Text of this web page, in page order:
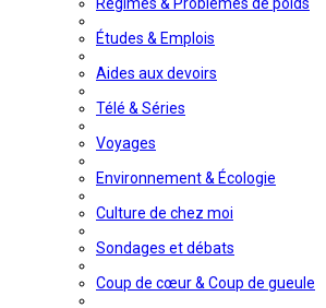
Études & Emplois
Aides aux devoirs
Télé & Séries
Voyages
Environnement & Écologie
Culture de chez moi
Sondages et débats
Coup de cœur & Coup de gueule